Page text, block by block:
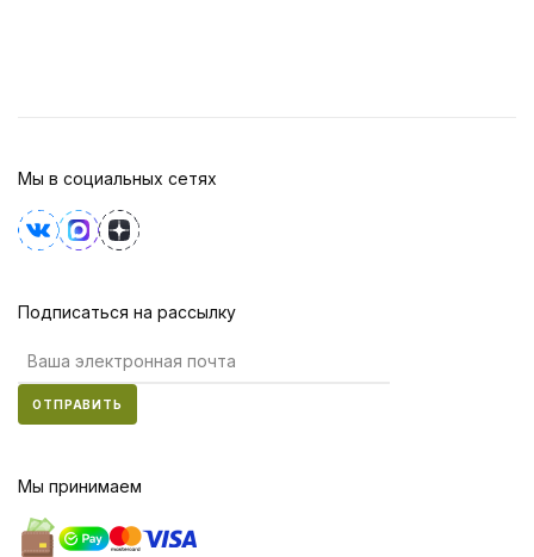
Мы в социальных сетях
Подписаться на рассылку
ОТПРАВИТЬ
Мы принимаем